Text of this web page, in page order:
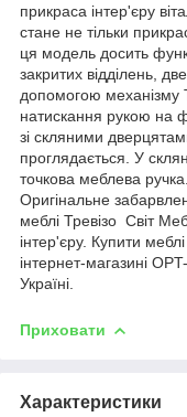
прикраса інтер'єру
стане не тільки
ця модель досить
закритих відділень,
допомогою механізму
натискання рукою на
зі скляними
проглядається. У
точкова меблева ручка.
Оригінальне
меблі Тревізо Світ
інтер'єру. Купити
інтернет-магазині
Україні.
Приховати
Характеристики